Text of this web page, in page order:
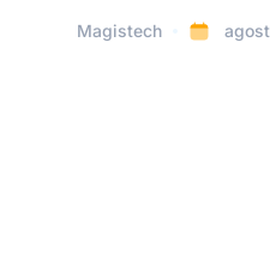
Magistech